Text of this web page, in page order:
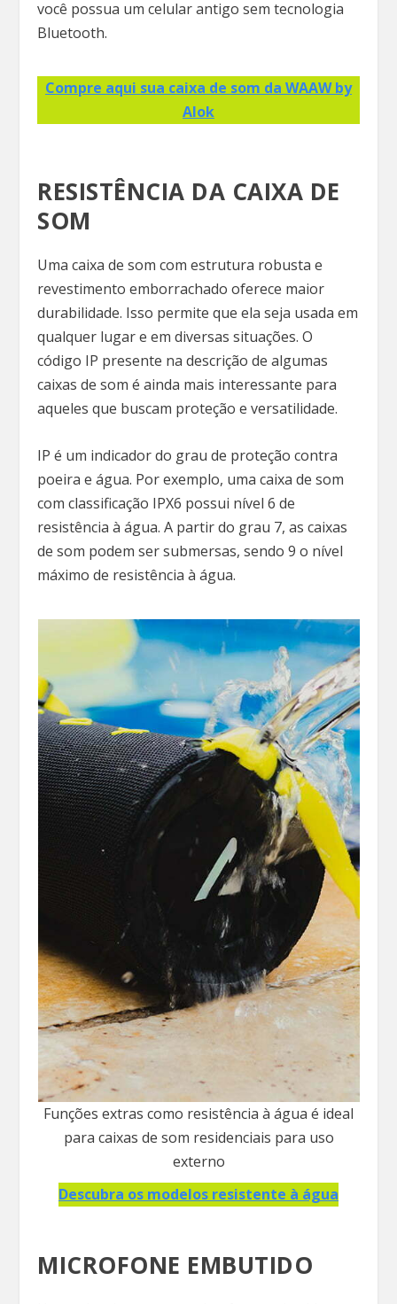
você possua um celular antigo sem tecnologia
Bluetooth.
Compre aqui sua caixa de som da WAAW by
Alok
RESISTÊNCIA DA CAIXA DE
SOM
Uma caixa de som com estrutura robusta e
revestimento emborrachado oferece maior
durabilidade. Isso permite que ela seja usada em
qualquer lugar e em diversas situações. O
código IP presente na descrição de algumas
caixas de som é ainda mais interessante para
aqueles que buscam proteção e versatilidade.
IP é um indicador do grau de proteção contra
poeira e água. Por exemplo, uma caixa de som
com classificação IPX6 possui nível 6 de
resistência à água. A partir do grau 7, as caixas
de som podem ser submersas, sendo 9 o nível
máximo de resistência à água.
Funções extras como resistência à água é ideal
para caixas de som residenciais para uso
externo
Descubra os modelos resistente à água
MICROFONE EMBUTIDO